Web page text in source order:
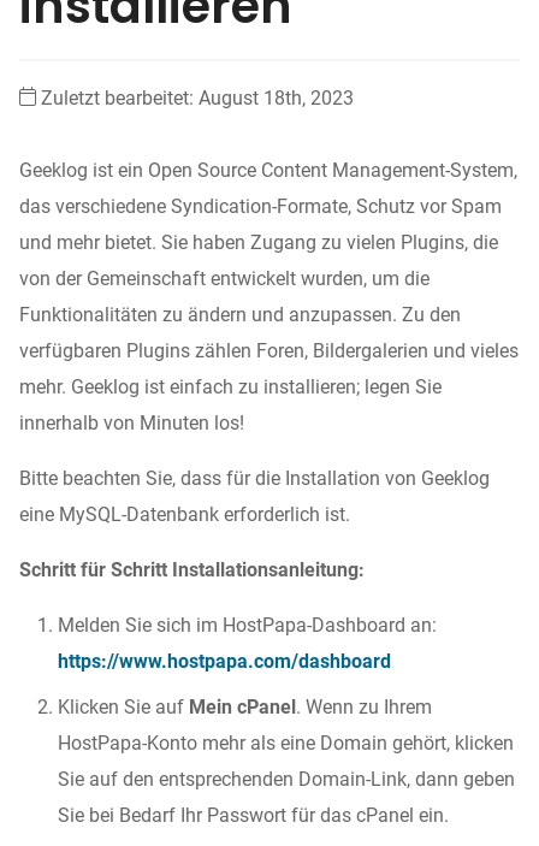
Zuletzt bearbeitet: August 18th, 2023
Geeklog ist ein Open Source Content Management-System,
das verschiedene Syndication-Formate, Schutz vor Spam
und mehr bietet. Sie haben Zugang zu vielen Plugins, die
von der Gemeinschaft entwickelt wurden, um die
Funktionalitäten zu ändern und anzupassen. Zu den
verfügbaren Plugins zählen Foren, Bildergalerien und vieles
mehr. Geeklog ist einfach zu installieren; legen Sie
innerhalb von Minuten los!
Bitte beachten Sie, dass für die Installation von Geeklog
eine MySQL-Datenbank erforderlich ist.
Schritt für Schritt Installationsanleitung:
Melden Sie sich im HostPapa-Dashboard an:
https://www.hostpapa.com/dashboard
Klicken Sie auf Mein cPanel. Wenn zu Ihrem
HostPapa-Konto mehr als eine Domain gehört, klicken
Sie auf den entsprechenden Domain-Link, dann geben
Sie bei Bedarf Ihr Passwort für das cPanel ein.